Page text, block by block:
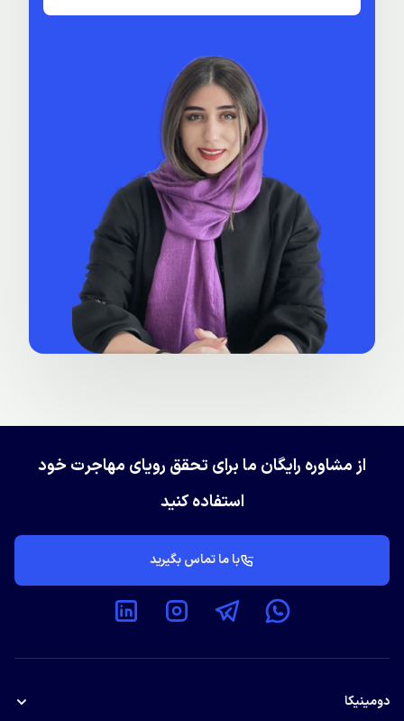
از مشاوره رایگان ما برای تحقق رویای مهاجرت خود
استفاده کنید
با ما تماس بگیرید
دومینیکا